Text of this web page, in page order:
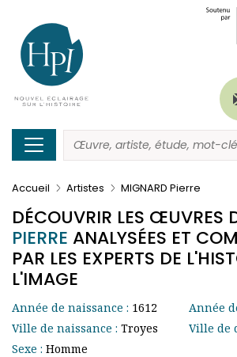
contenu
principal
Menu
secondaire
(header)
Accueil Artistes MIGNARD Pierre
DÉCOUVRIR LES ŒUVRES
PIERRE ANALYSÉES ET
PAR LES EXPERTS DE
L'IMAGE
Année de naissance : 1612
Ville de naissance : Troyes
Sexe : Homme
Année
Ville de